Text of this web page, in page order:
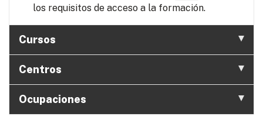
los requisitos de acceso a la formación.
Cursos
Centros
Ocupaciones